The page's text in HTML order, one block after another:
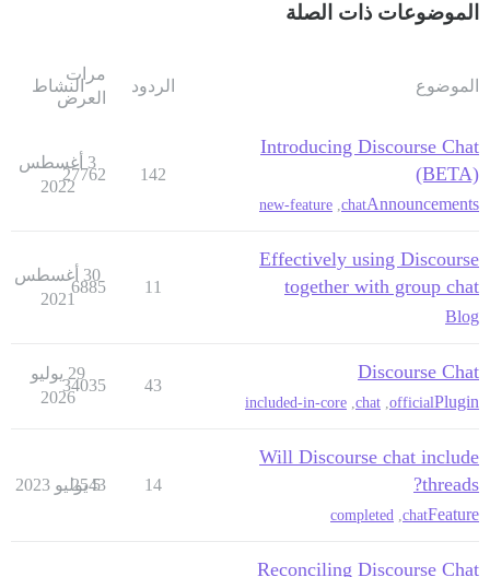
الموضوعات ذات الصلة
الموضوع الردود
مرات
العرض
النشاط
Introducing Discourse Chat
(BETA)
Announcements
chat
new-feature
142
27762
3 أغسطس
2022
Effectively using Discourse
together with group chat
Blog
11
6885
30 أغسطس
2021
Discourse Chat
Plugin
official
chat
included-in-core
43
34035
29 يوليو
2026
Will Discourse chat include
threads?
Feature
chat
completed
14
2543
5 يوليو 2023
Reconciling Discourse Chat